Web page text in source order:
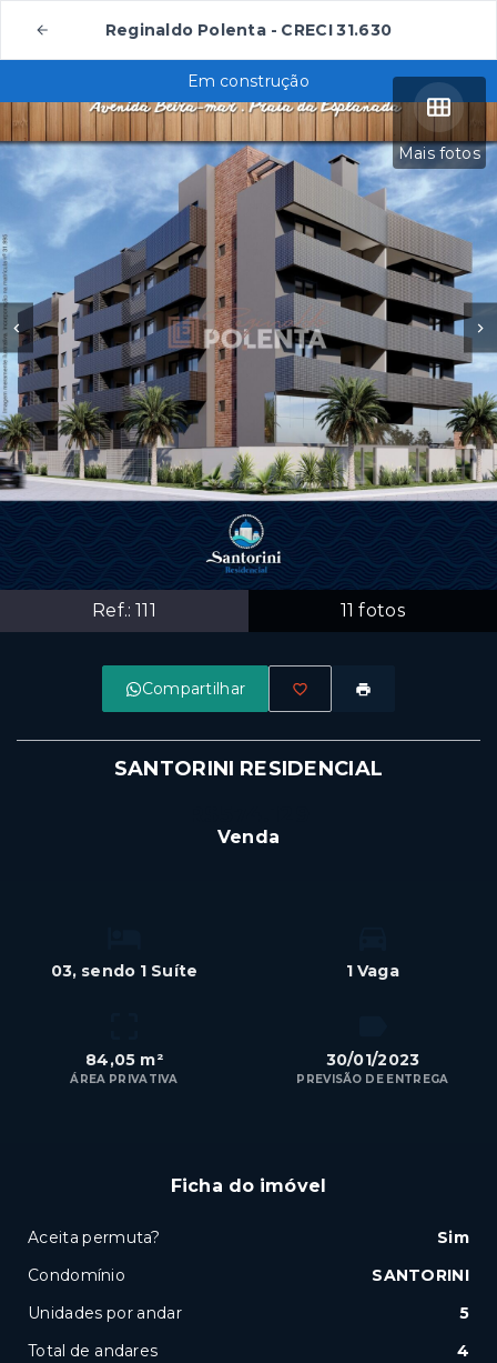
Reginaldo Polenta - CRECI 31.630
Mais fotos
Ref.:111 11 fotos
Em construção
Compartilhar
SANTORINI RESIDENCIAL
Venda
03, sendo 1 Suíte 1 Vaga
84,05 m²
ÁREA PRIVATIVA
30/01/2023
PREVISÃO DE ENTREGA
Ficha do imóvel
Aceita permuta?
Sim
Condomínio
SANTORINI
Unidades por andar
5
Total de andares
4